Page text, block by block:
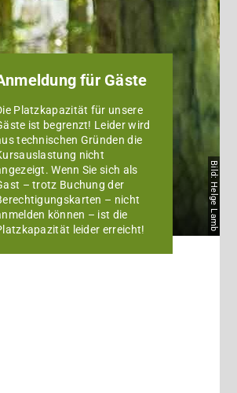
für Gäste
Platzkapazität für unsere
ist begrenzt! Leider wird
technischen Gründen die
nicht
Wenn Sie sich als
– trotz Buchung der
– nicht
können – ist die
leider erreicht!
Bild: Helge Lamb